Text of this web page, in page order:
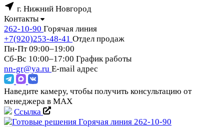
г. Нижний Новгород
Контакты
262-10-90 Горячая линия
+7(920)253-48-41 Отдел продаж
Пн-Пт 09:00–19:00
Сб-Вс 10:00–17:00 График работы
nn-gr@ya.ru E-mail адрес
Наведите камеру, чтобы получить консультацию от
менеджера в MAX
Ссылка
Горячая линия 262-10-90